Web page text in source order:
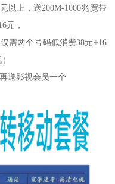
以上，送200M-1000兆宽带
元，
需两个号码低消费38元+16
送影视会员一个